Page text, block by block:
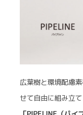
広葉樹と環境配慮
せて自由に組み立